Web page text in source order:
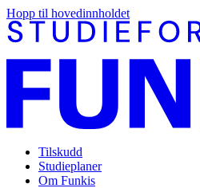
Hopp til hovedinnholdet
Tilskudd
Studieplaner
Om Funkis